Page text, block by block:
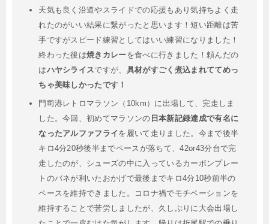
天気も良く沿道やスライドでの応援もあり気持ちよく走
れたのがいい結果に繋がったと思います！短い距離は苦
手ですがスピード練習としてはいい練習になりました！
終わった後は焼きカレーを食べに行きました！頼んだの
はハヤシライスですが、 具材がすごく煮込まれててめっ
ちゃ美味しかったです！
門司港レトロマラソン（10km）に出場して、完走しま
した。今回、初めてマラソンの 日本新記録達成で有名に
なったアルファフライ を履いて走りました。今まで後半
キロ4分20秒後半までペースが落ちて、42or43分台で完
走したのが、シューズの中に入っているカーボンプレー
トのバネが利いたおかげで最後までキロ4分10秒前半の
ペースを維持できました。コロナ禍でモチベーションを
維持することで苦労しましたが、久しぶりに大会出場し